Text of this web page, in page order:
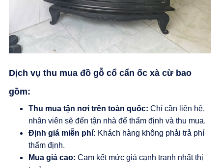
Dịch vụ thu mua đồ gỗ cổ cẩn ốc xà cừ bao
gồm:
Thu mua tận nơi trên toàn quốc: Chỉ cần liên hệ,
nhân viên sẽ đến tận nhà để thẩm định và thu mua.
Định giá miễn phí: Khách hàng không phải trả phí
thẩm định.
Mua giá cao: Cam kết mức giá cạnh tranh nhất thị